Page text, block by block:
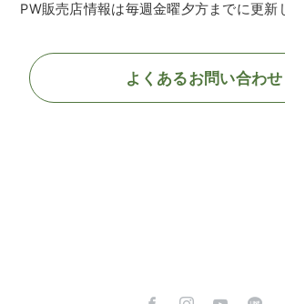
PW販売店情報は毎週金曜夕方までに更新
よくあるお問い合わせ